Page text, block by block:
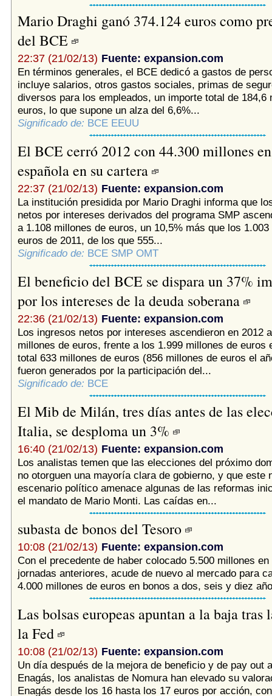
Mario Draghi ganó 374.124 euros como
del BCE
22:37 (21/02/13) Fuente: expansion.com
En términos generales, el BCE dedicó a gastos de
incluye salarios, otros gastos sociales, primas de
diversos para los empleados, un importe total de 184,6
euros, lo que supone un alza del 6,6%...
Significado de: BCE EEUU
El BCE cerró 2012 con 44.300 millones
española en su cartera
22:37 (21/02/13) Fuente: expansion.com
La institución presidida por Mario Draghi informa que
netos por intereses derivados del programa SMP
a 1.108 millones de euros, un 10,5% más que los
euros de 2011, de los que 555...
Significado de: BCE SMP OMT
El beneficio del BCE se dispara un 37%
por los intereses de la deuda soberana
22:36 (21/02/13) Fuente: expansion.com
Los ingresos netos por intereses ascendieron en 2012
millones de euros, frente a los 1.999 millones de euros
total 633 millones de euros (856 millones de euros el
fueron generados por la participación del...
Significado de: BCE
El Mib de Milán, tres días antes de las
Italia, se desploma un 3%
16:40 (21/02/13) Fuente: expansion.com
Los analistas temen que las elecciones del próximo
no otorguen una mayoría clara de gobierno, y que este
escenario político amenace algunas de las reformas
el mandato de Mario Monti. Las caídas en...
subasta de bonos del Tesoro
10:08 (21/02/13) Fuente: expansion.com
Con el precedente de haber colocado 5.500 millones
jornadas anteriores, acude de nuevo al mercado para
4.000 millones de euros en bonos a dos, seis y diez
Las bolsas europeas apuntan a la baja tras
la Fed
10:08 (21/02/13) Fuente: expansion.com
Un día después de la mejora de beneficio y de pay out
Enagás, los analistas de Nomura han elevado su
Enagás desde los 16 hasta los 17 euros por acción,